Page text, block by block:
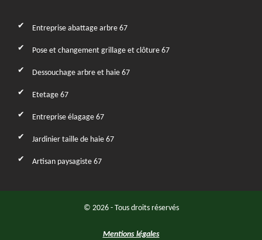
Entreprise abattage arbre 67
Pose et changement grillage et clôture 67
Dessouchage arbre et haie 67
Etetage 67
Entreprise élagage 67
Jardinier taille de haie 67
Artisan paysagiste 67
© 2026 - Tous droits réservés
Mentions légales